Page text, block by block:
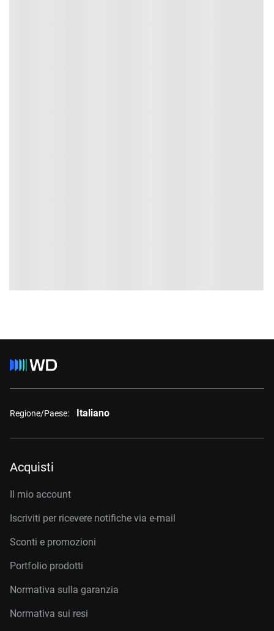
Regione/Paese: Italiano
Acquisti
Il mio account
Iscriviti per ricevere notifiche via e-mail
Sconti e promozioni
Portfolio prodotti
Normativa sulla garanzia
Normativa sui resi